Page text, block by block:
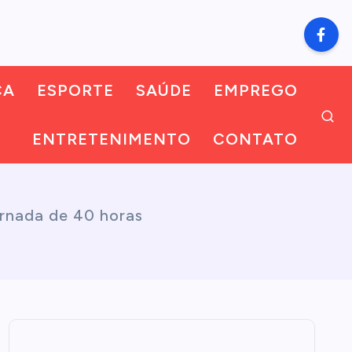
ESPORTE SAÚDE EMPREGO
ENTRETENIMENTO CONTATO
de 40 horas